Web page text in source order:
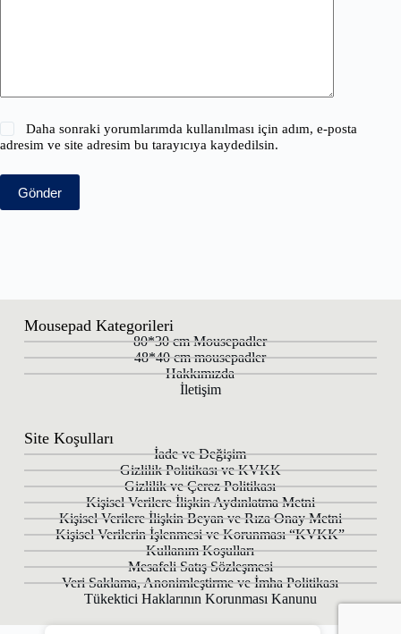
Daha sonraki yorumlarımda kullanılması için adım, e-posta
adresim ve site adresim bu tarayıcıya kaydedilsin.
Gönder
Mousepad Kategorileri
80*30 cm Mousepadler
48*40 cm mousepadler
Hakkımızda
İletişim
Site Koşulları
İade ve Değişim
Gizlilik Politikası ve KVKK
Gizlilik ve Çerez Politikası
Kişisel Verilere İlişkin Aydınlatma Metni
Kişisel Verilere İlişkin Beyan ve Rıza Onay Metni
Kişisel Verilerin İşlenmesi ve Korunması “KVKK”
Kullanım Koşulları
Mesafeli Satış Sözleşmesi
Veri Saklama, Anonimleştirme ve İmha Politikası
Tükektici Haklarının Korunması Kanunu